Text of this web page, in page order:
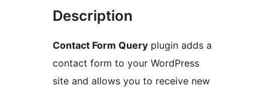
Description
Contact Form Query plugin adds a
contact form to your WordPress
site and allows you to receive new